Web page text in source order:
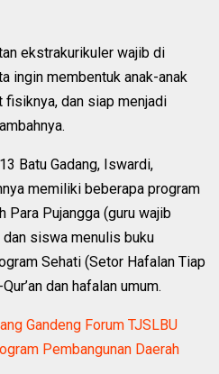
ekstrakurikuler wajib di
ingin membentuk anak-anak
fisiknya, dan siap menjadi
Batu Gadang, Iswardi,
memiliki beberapa program
Para Pujangga (guru wajib
siswa menulis buku
Sehati (Setor Hafalan Tiap
dan hafalan umum.
Gandeng Forum TJSLBU
Pembangunan Daerah